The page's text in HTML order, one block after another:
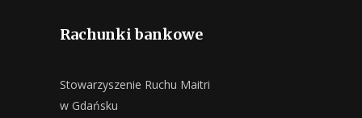
Rachunki bankowe
Stowarzyszenie Ruchu Maitri
w Gdańsku